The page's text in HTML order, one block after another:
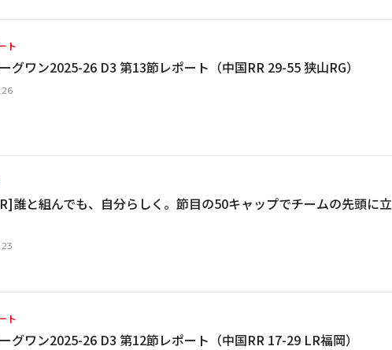
ト
グワン2025-26 D3 第13節レポート（中国RR 29-55 狭山RG）
誰と組んでも、自分らしく。節目の50キャップでチームの先頭に立
ト
グワン2025-26 D3 第12節レポート（中国RR 17-29 LR福岡）